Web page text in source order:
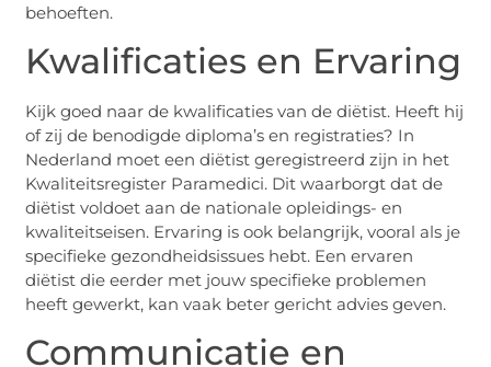
behoeften.
Kwalificaties en Ervaring
Kijk goed naar de kwalificaties van de diëtist. Heeft hij
of zij de benodigde diploma’s en registraties? In
Nederland moet een diëtist geregistreerd zijn in het
Kwaliteitsregister Paramedici. Dit waarborgt dat de
diëtist voldoet aan de nationale opleidings- en
kwaliteitseisen. Ervaring is ook belangrijk, vooral als je
specifieke gezondheidsissues hebt. Een ervaren
diëtist die eerder met jouw specifieke problemen
heeft gewerkt, kan vaak beter gericht advies geven.
Communicatie en